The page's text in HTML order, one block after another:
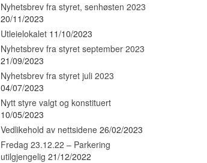
Nyhetsbrev fra styret, senhøsten 2023
20/11/2023
Utleielokalet 11/10/2023
Nyhetsbrev fra styret september 2023
21/09/2023
Nyhetsbrev fra styret juli 2023
04/07/2023
Nytt styre valgt og konstituert
10/05/2023
Vedlikehold av nettsidene 26/02/2023
Fredag 23.12.22 – Parkering
utilgjengelig 21/12/2022